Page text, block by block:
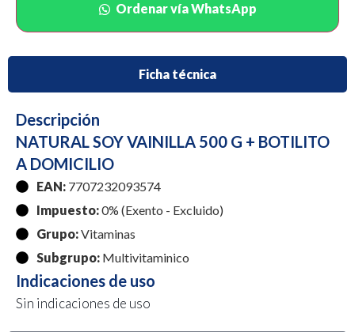
Ordenar vía WhatsApp
Ficha técnica
Descripción
NATURAL SOY VAINILLA 500 G + BOTILITO
A DOMICILIO
EAN: 7707232093574
Impuesto:0% (Exento - Excluido)
Grupo:Vitaminas
Subgrupo: Multivitaminico
Indicaciones de uso
Sin indicaciones de uso